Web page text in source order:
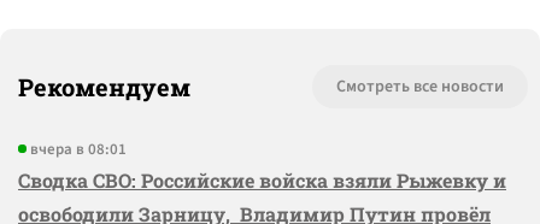
Рекомендуем Смотреть все новости
вчера в 08:01
Сводка СВО: Российские войска взяли Рыжевку и
освободили Зарницу, Владимир Путин провёл